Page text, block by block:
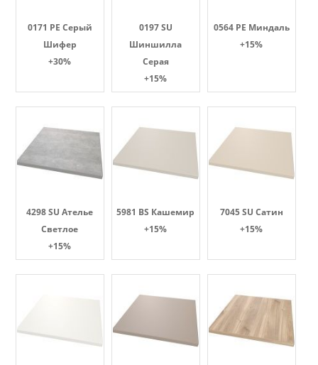
0171 PE Серый
Шифер
+30%
0197 SU
Шиншилла
Серая
+15%
0564 PE Миндаль
+15%
4298 SU Ателье
Светлое
+15%
5981 BS Кашемир
+15%
7045 SU Сатин
+15%